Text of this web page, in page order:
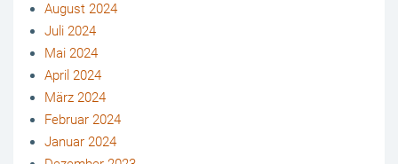
August 2024
Juli 2024
Mai 2024
April 2024
März 2024
Februar 2024
Januar 2024